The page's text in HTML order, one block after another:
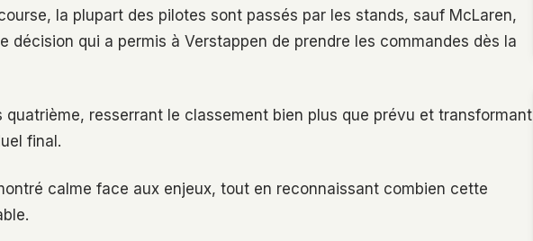
la plupart des pilotes sont passés par les stands, sauf McLaren,
qui a permis à Verstappen de prendre les commandes dès la
quatrième, resserrant le classement bien plus que prévu et transformant
final.
calme face aux enjeux, tout en reconnaissant combien cette